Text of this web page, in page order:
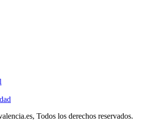
Todos los derechos reservados.